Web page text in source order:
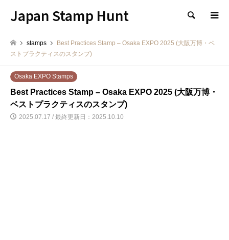
Japan Stamp Hunt 検索
stamps
Best Practices Stamp – Osaka EXPO 2025 (大阪万博・ベ
ストプラクティスのスタンプ)
Osaka EXPO Stamps
Best Practices Stamp – Osaka EXPO 2025 (大阪万博・
ベストプラクティスのスタンプ)
2025.07.17 / 最終更新日：2025.10.10